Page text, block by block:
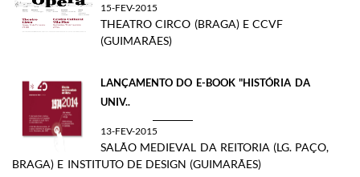
15-FEV-2015
THEATRO CIRCO (BRAGA) E CCVF
(GUIMARÃES)
LANÇAMENTO DO E-BOOK "HISTÓRIA DA
UNIV..
13-FEV-2015
SALÃO MEDIEVAL DA REITORIA (LG. PAÇO,
BRAGA) E INSTITUTO DE DESIGN (GUIMARÃES)